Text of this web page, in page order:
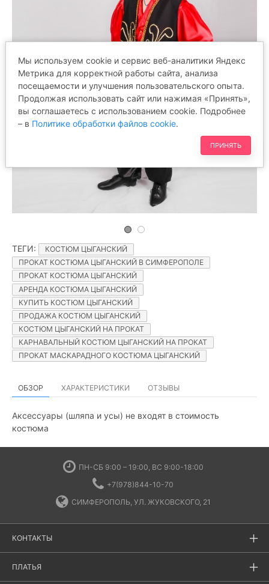
ТЕГИ:
КОСТЮМ ЦЫГАНСКИЙ
ПРОКАТ КОСТЮМА ЦЫГАНСКИЙ В СИМФЕРОПОЛЕ
ПРОКАТ КОСТЮМА ЦЫГАНСКИЙ
АРЕНДА КОСТЮМА ЦЫГАНСКИЙ
КУПИТЬ КОСТЮМ ЦЫГАНСКИЙ
ПРОДАЖА КОСТЮМ ЦЫГАНСКИЙ
КОСТЮМ ЦЫГАНСКИЙ НА ПРОКАТ
КАРНАВАЛЬНЫЙ КОСТЮМ ЦЫГАНСКИЙ НА ПРОКАТ
ПРОКАТ МАСКАРАДНОГО КОСТЮМА ЦЫГАНСКИЙ
ОБЗОР ХАРАКТЕРИСТИКИ ОТЗЫВЫ
Аксессуары (шляпа и усы) не входят в стоимость
костюма
ПН-СБ 9:00 – 19:00, ВС 9:00-18:00
+7(978)844-10-70
СИМФЕРОПОЛЬ, УЛ. ЖУКОВСКОГО, 21
КОНТАКТЫ
ПЛАТЬЯ
Мы используем cookie и сервис веб-аналитики Яндекс
Метрика для корректной работы сайта, анализа
посещаемости и улучшения пользовательского опыта.
Продолжая использовать сайт или нажимая «Принять»,
вы соглашаетесь с использованием cookie. Подробнее
– в Политике обработки файлов cookie.
ПРИНЯТЬ